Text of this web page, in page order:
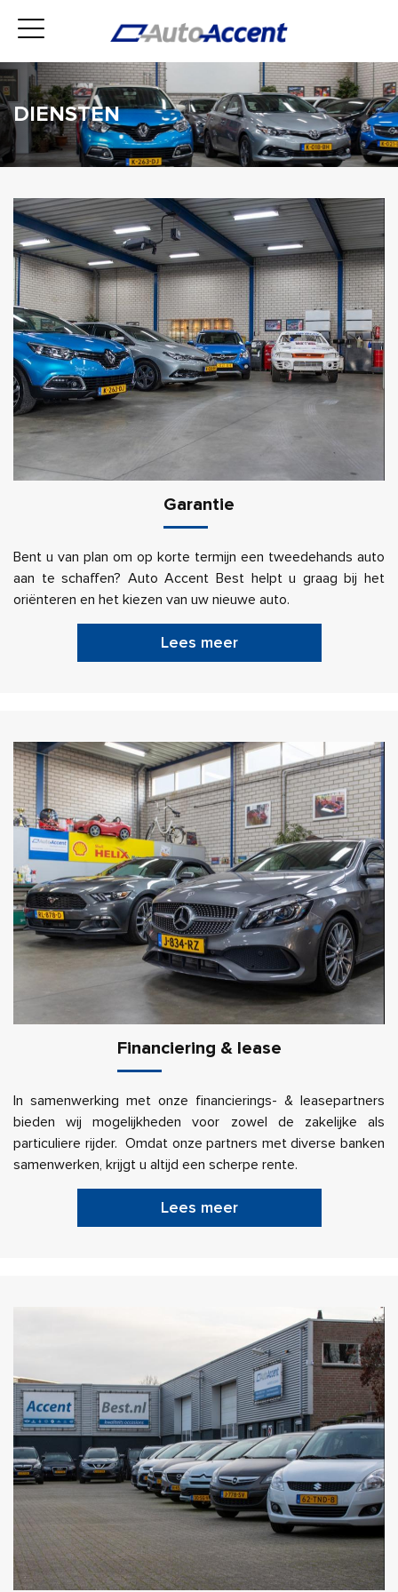
DIENSTEN
Garantie
Bent u van plan om op korte termijn een tweedehands auto
aan te schaffen? Auto Accent Best helpt u graag bij het
oriënteren en het kiezen van uw nieuwe auto.
Lees meer
Financiering & lease
In samenwerking met onze financierings- & leasepartners
bieden wij mogelijkheden voor zowel de zakelijke als
particuliere rijder. Omdat onze partners met diverse banken
samenwerken, krijgt u altijd een scherpe rente.
Lees meer